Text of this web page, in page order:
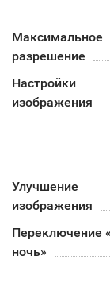
Максимальное
разрешение
Настройки
изображения
Улучшение
изображения
Переключение
ночь»